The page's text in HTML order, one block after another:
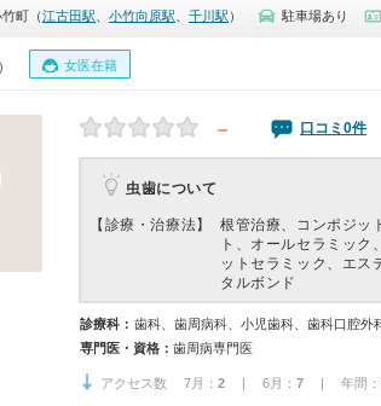
町（江古田駅 小竹向原駅 千川駅 ） 駐車場あり
女医在籍
－ 口コミ0件
虫歯について
【診療・治療法】
根管治療、コンポジッ
ト、オールセラミック
ットセラミック、エス
タルボンド
診療科： 歯科、歯周病科、小児歯科、歯科口腔外
専門医・資格： 歯周病専門医
アクセス数 7月： 2 | 6月： 7 | 年間：